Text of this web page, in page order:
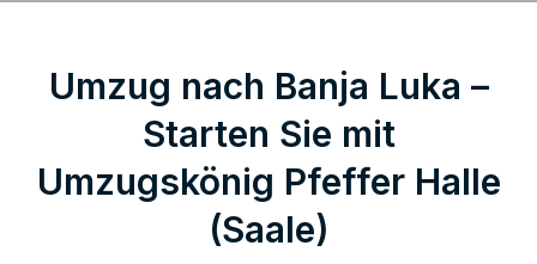
Umzug nach Banja Luka –
Starten Sie mit
Umzugskönig Pfeffer Halle
(Saale)